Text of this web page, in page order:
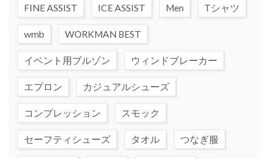
FINE ASSIST ICE ASSIST Men Tシャツ
wmb WORKMAN BEST
イベント用ブルゾン ウィンドブレーカー
エプロン カジュアルシューズ
コンプレッション スモック
セーフティシューズ タオル つなぎ服